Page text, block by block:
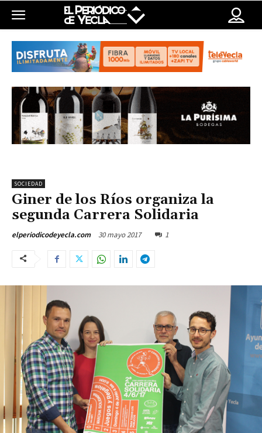
SOCIEDAD
Giner de los Ríos organiza la
segunda Carrera Solidaria
elperiodicodeyecla.com 30 mayo 2017 1